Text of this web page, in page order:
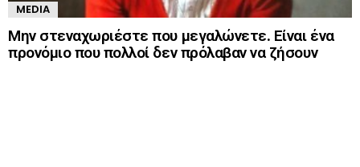
MEDIA
Μην στεναχωριέστε που μεγαλώνετε. Είναι ένα
προνόμιο που πολλοί δεν πρόλαβαν να ζήσουν